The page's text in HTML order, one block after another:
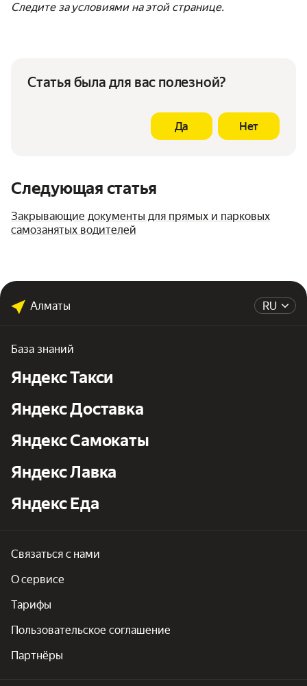
Следите за условиями на этой странице.
Статья была для вас полезной?
Да Нет
Следующая статья
Закрывающие документы для прямых и парковых
самозанятых водителей
RU
Алматы
База знаний
Яндекс Такси
Яндекс Доставка
Яндекс Самокаты
Яндекс Лавка
Яндекс Еда
Связаться с нами
О сервисе
Тарифы
Пользовательское соглашение
Партнёры